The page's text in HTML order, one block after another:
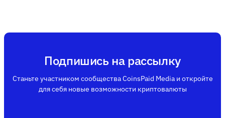
Подпишись на рассылку
Станьте участником сообщества CoinsPaid Media и откройте
для себя новые возможности криптовалюты